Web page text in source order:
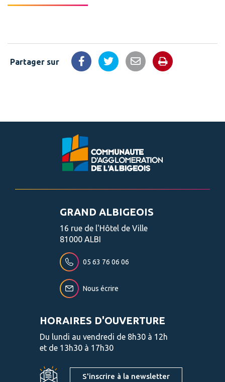
Partager sur Partager sur Facebook
Partager sur Twitter
Partager par email
Imprimer la
GRAND ALBIGEOIS
16 rue de l'Hôtel de Ville
81000 ALBI
05 63 76 06 06
Nous écrire
HORAIRES D'OUVERTURE
Du lundi au vendredi de 8h30 à 12h
et de 13h30 à 17h30
S'inscrire à la newsletter